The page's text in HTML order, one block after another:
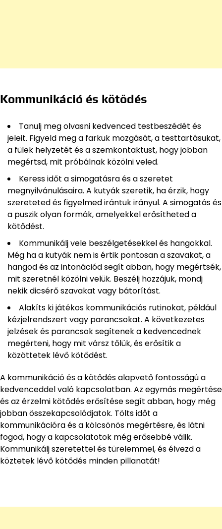
Kommunikáció és kötődés
Tanulj meg olvasni kedvenced testbeszédét és
jeleit. Figyeld meg a farkuk mozgását, a testtartásukat,
a fülek helyzetét és a szemkontaktust, hogy jobban
megértsd, mit próbálnak közölni veled.
Keress időt a simogatásra és a szeretet
megnyilvánulásaira. A kutyák szeretik, ha érzik, hogy
szereteted és figyelmed irántuk irányul. A simogatás és
a puszik olyan formák, amelyekkel erősítheted a
kötődést.
Kommunikálj vele beszélgetésekkel és hangokkal.
Még ha a kutyák nem is értik pontosan a szavakat, a
hangod és az intonációd segít abban, hogy megértsék,
mit szeretnél közölni velük. Beszélj hozzájuk, mondj
nekik dicsérő szavakat vagy bátorítást.
Alakíts ki játékos kommunikációs rutinokat, például
kézjelrendszert vagy parancsokat. A következetes
jelzések és parancsok segítenek a kedvencednek
megérteni, hogy mit vársz tőlük, és erősítik a
közöttetek lévő kötődést.
A kommunikáció és a kötődés alapvető fontosságú a
kedvenceddel való kapcsolatban. Az egymás megértése
és az érzelmi kötődés erősítése segít abban, hogy még
jobban összekapcsolódjatok. Tölts időt a
kommunikációra és a kölcsönös megértésre, és látni
fogod, hogy a kapcsolatotok még erősebbé válik.
Kommunikálj szeretettel és türelemmel, és élvezd a
köztetek lévő kötődés minden pillanatát!